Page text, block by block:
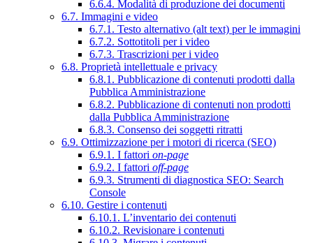
6.6.4. Modalità di produzione dei documenti
6.7. Immagini e video
6.7.1. Testo alternativo (alt text) per le immagini
6.7.2. Sottotitoli per i video
6.7.3. Trascrizioni per i video
6.8. Proprietà intellettuale e privacy
6.8.1. Pubblicazione di contenuti prodotti dalla
Pubblica Amministrazione
6.8.2. Pubblicazione di contenuti non prodotti
dalla Pubblica Amministrazione
6.8.3. Consenso dei soggetti ritratti
6.9. Ottimizzazione per i motori di ricerca (SEO)
6.9.1. I fattori on-page
6.9.2. I fattori off-page
6.9.3. Strumenti di diagnostica SEO: Search
Console
6.10. Gestire i contenuti
6.10.1. L’inventario dei contenuti
6.10.2. Revisionare i contenuti